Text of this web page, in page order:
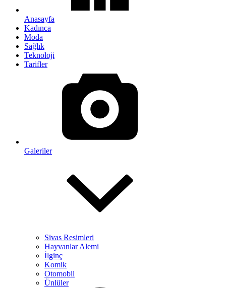
Anasayfa
Kadınca
Moda
Sağlık
Teknoloji
Tarifler
Galeriler
Sivas Resimleri
Hayvanlar Alemi
İlginç
Komik
Otomobil
Ünlüler